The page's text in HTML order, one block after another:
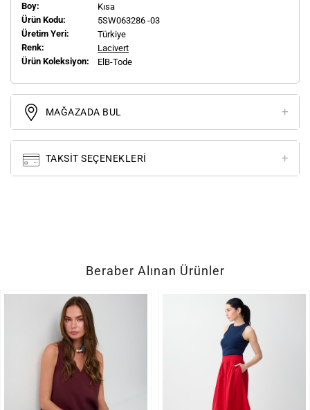
Boy:
Kısa
Ürün Kodu:
5SW063286 -03
Üretim Yeri:
Türkiye
Renk:
Lacivert
Ürün Koleksiyon:
ElB-Tode
MAĞAZADA BUL
TAKSIT SEÇENEKLERI
Beraber Alınan Ürünler